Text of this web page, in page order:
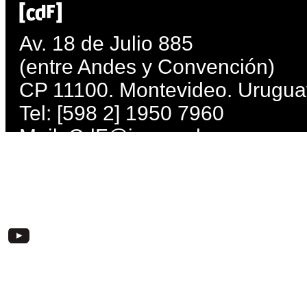
Av. 18 de Julio 885
(entre Andes y Convención)
CP 11100. Montevideo.
Tel: [598 2] 1950 7960
Mail:CdF@imm.gub.uy